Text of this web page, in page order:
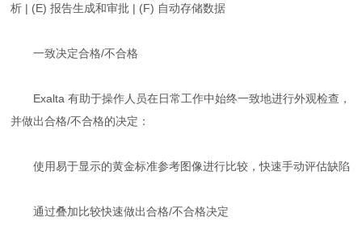
析 | (E) 报告生成和审批 | (F) 自动存储数据
一致决定合格/不合格
Exalta 有助于操作人员在日常工作中始终一致地进行外观检查，
并做出合格/不合格的决定：
使用易于显示的黄金标准参考图像进行比较，快速手动评估缺陷
通过叠加比较快速做出合格/不合格决定